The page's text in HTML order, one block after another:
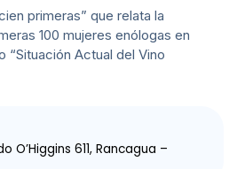
primeras” que relata la
100 mujeres enólogas en
“Situación Actual del Vino
O’Higgins 611, Rancagua –